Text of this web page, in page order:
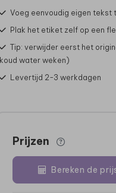
Voeg eenvoudig eigen tekst
Plak het etiket zelf op een
Tip: verwijder eerst het
koud water weken)
Levertijd 2-3 werkdagen
Prijzen
Bereken de